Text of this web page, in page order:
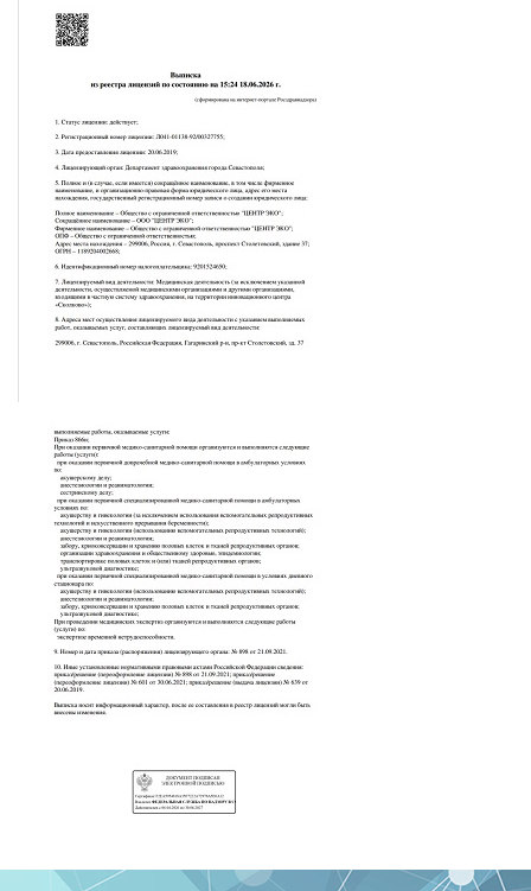
ЗАДАТЬ
ЗАДАТЬ
ВОПРОС
Евдокимов Андрей Евгеньевич
Врач-анестезиолог-реаниматолог
ЗАПИСЬ НА ПРИЕМ
ЗАДАТЬ
ВОПРОС
Касперская Людмила Алексеевна
ЗАДАТЬ
ВОПРОС
Врач акушер-гинеколог, репродуктолог, врач УЗД
ЗАПИСЬ НА ПРИЕМ
Гладкова Екатерина Викторовна
Врач-акушер-гинеколог, репродуктолог, врач УЗД